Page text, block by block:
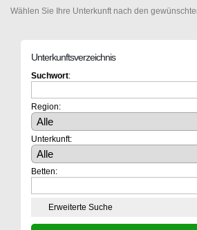
Wählen Sie Ihre Unterkunft nach den
Unterkunftsverzeichnis
Suchwort:
Region:
Unterkunft:
Betten:
Erweiterte Suche